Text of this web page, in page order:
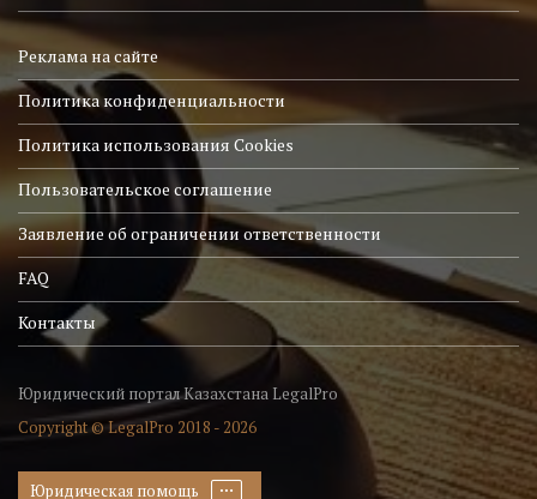
Реклама на сайте
Политика конфиденциальности
Политика использования Cookies
Пользовательское соглашение
Заявление об ограничении ответственности
FAQ
Контакты
Юридический портал Казахстана LegalPro
Copyright © LegalPro 2018 - 2026
Юридическая помощь